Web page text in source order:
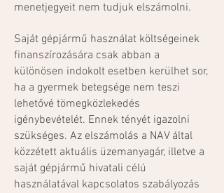
menetjegyeit nem tudjuk elszámolni.
Saját gépjármű használat költségeinek
finanszírozására csak abban a
különösen indokolt esetben kerülhet sor,
ha a gyermek betegsége nem teszi
lehetővé tömegközlekedés
igénybevételét. Ennek tényét igazolni
szükséges. Az elszámolás a NAV által
közzétett aktuális üzemanyagár, illetve a
saját gépjármű hivatali célú
használatával kapcsolatos szabályozás